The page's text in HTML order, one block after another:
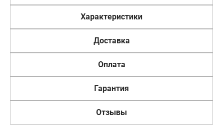
Характеристики
Доставка
Оплата
Гарантия
Отзывы